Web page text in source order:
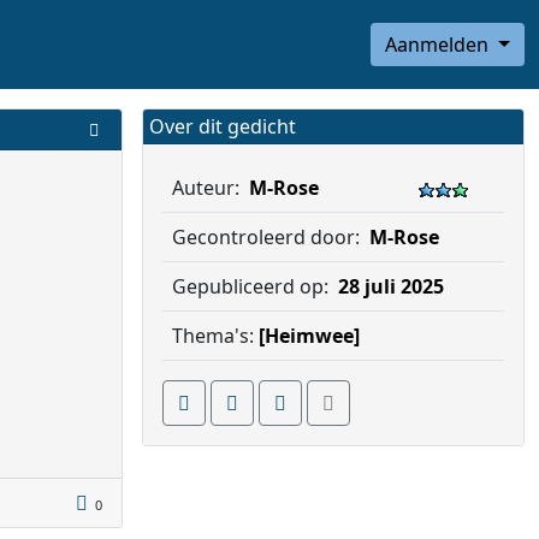
Aanmelden
0
Over dit gedicht
Auteur: M-Rose
Gecontroleerd door: M-Rose
Gepubliceerd op: 28 juli 2025
Thema's: [Heimwee]